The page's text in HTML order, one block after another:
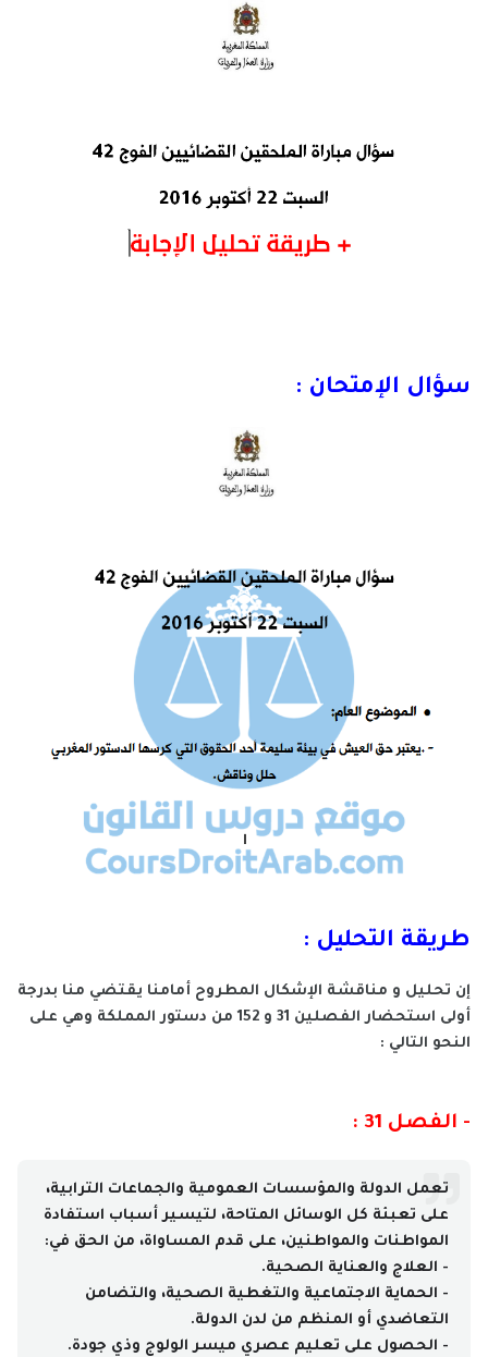
سؤال الإمتحان :
طريقة التحليل :
إن تحليل و مناقشة الإشكال المطروح أمامنا يقتضي منا بدرجة
أولى استحضار الفصلين 31 و 152 من دستور المملكة وهي على
النحو التالي :
- الفصل 31 :
تعمل الدولة والمؤسسات العمومية والجماعات الترابية،
على تعبئة كل الوسائل المتاحة، لتيسير أسباب استفادة
المواطنات والمواطنين، على قدم المساواة، من الحق في:
- العلاج والعناية الصحية.
- الحماية الاجتماعية والتغطية الصحية، والتضامن
التعاضدي أو المنظم من لدن الدولة.
- الحصول على تعليم عصري ميسر الولوج وذي جودة.